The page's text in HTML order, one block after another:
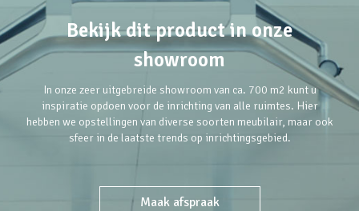
Bekijk dit product in onze
showroom
In onze zeer uitgebreide showroom van ca. 700 m2 kunt u
inspiratie opdoen voor de inrichting van alle ruimtes. Hier
hebben we opstellingen van diverse soorten meubilair, maar ook
sfeer in de laatste trends op inrichtingsgebied.
Maak afspraak